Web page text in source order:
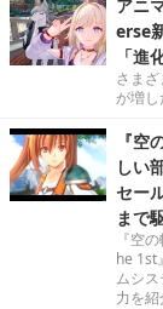
アニ
erse
「進
さま
が増
『空
しい
セー
まで
『空
he 1st
ムシ
力を紹